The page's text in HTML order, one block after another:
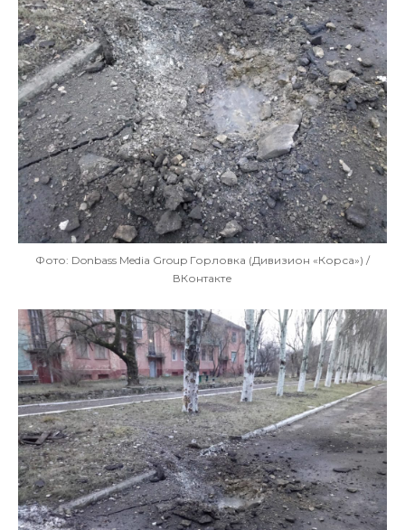
Фото: Donbass Media Group Горловка (Дивизион «Корса») /
ВКонтакте